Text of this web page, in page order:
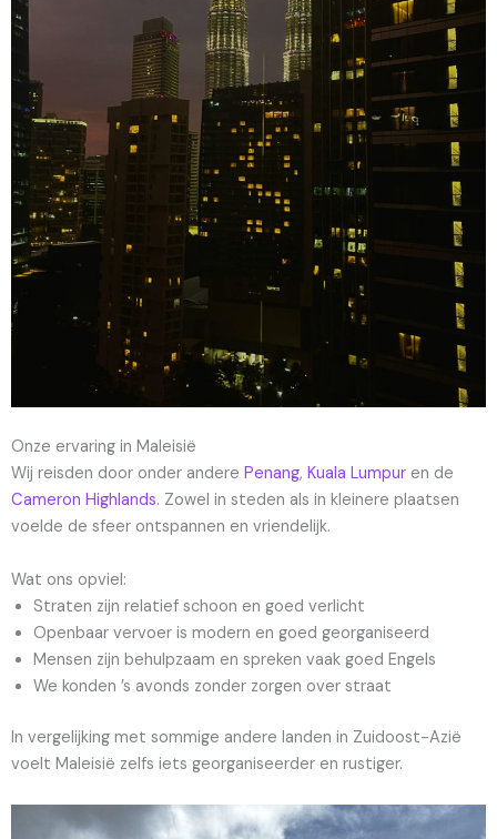
Onze ervaring in Maleisië
Wij reisden door onder andere Penang, Kuala Lumpur en de
Cameron Highlands. Zowel in steden als in kleinere plaatsen
voelde de sfeer ontspannen en vriendelijk.
Wat ons opviel:
Straten zijn relatief schoon en goed verlicht
Openbaar vervoer is modern en goed georganiseerd
Mensen zijn behulpzaam en spreken vaak goed Engels
We konden ’s avonds zonder zorgen over straat
In vergelijking met sommige andere landen in Zuidoost-Azië
voelt Maleisië zelfs iets georganiseerder en rustiger.